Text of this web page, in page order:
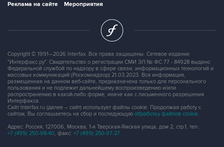
Реклама на сайте
Мероприятия
Copyright © 1991—2026 Interfax. Все права защищены. Сетевое издание
"Интерфакс.ру". Свидетельство о регистрации СМИ ЭЛ № ФС 77 - 84928 выдано
Федеральной службой по надзору в сфере связи, информационных технологий и
массовых коммуникаций (Роскомнадзор) 21.03.2023. Вся информация,
размещенная на данном веб-сайте, предназначена только для персонального
пользования и не подлежит дальнейшему воспроизведению и/или
распространению в какой-либо форме, иначе как с письменного разрешения
Интерфакса.
Сайт Interfax.ru (далее – сайт) использует файлы cookie. Продолжая работу с
сайтом, Вы соглашаетесь на сбор и последующую обработку файлов cookie.
Адрес: Россия, 127006, Москва, 1-я Тверская-Ямская улица, дом 2, стр.1, тел.:
+7 (499) 250-98-40, факс: +7 (499) 250-97-27